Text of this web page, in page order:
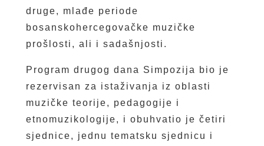
druge, mlađe periode
bosanskohercegovačke muzičke
prošlosti, ali i sadašnjosti.
Program drugog dana Simpozija bio je
rezervisan za istaživanja iz oblasti
muzičke teorije, pedagogije i
etnomuzikologije, i obuhvatio je četiri
sjednice, jednu tematsku sjednicu i